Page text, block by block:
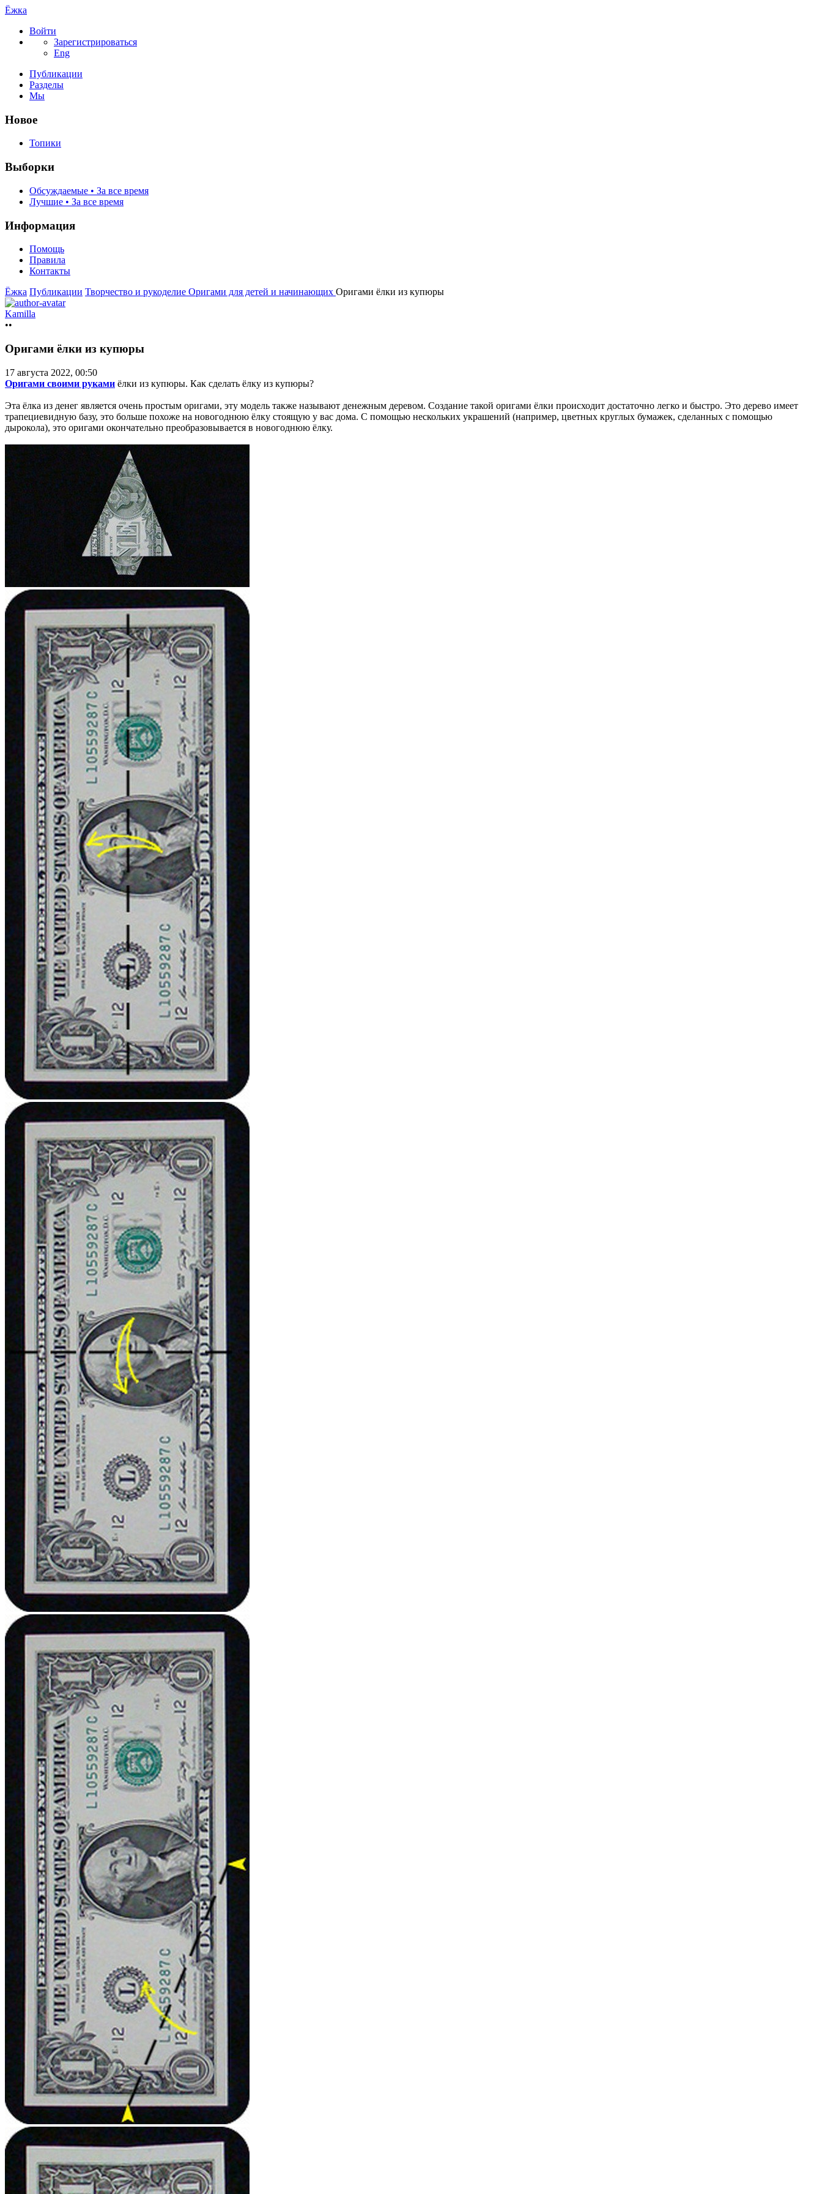
Ёжка
Войти
Зарегистрироваться
Eng
Публикации
Разделы
Мы
Новое
Топики
Выборки
Обсуждаемые • За все время
Лучшие • За все время
Информация
Помощь
Правила
Контакты
Ёжка Публикации Творчество и рукоделие Оригами для детей и начинающих Оригами ёлки из купюры
Kamilla
••
Оригами ёлки из купюры
17 августа 2022, 00:50
Оригами своими руками ёлки из купюры. Как сделать ёлку из купюры?
Эта ёлка из денег является очень простым оригами, эту модель также называют денежным деревом. Создание такой оригами ёлки происходит достаточно легко и быстро. Это дерево имеет
трапециевидную базу, это больше похоже на новогоднюю ёлку стоящую у вас дома. С помощью нескольких украшений (например, цветных круглых бумажек, сделанных с помощью
дырокола), это оригами окончательно преобразовывается в новогоднюю ёлку.